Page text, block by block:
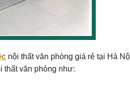
nội thất văn phòng giá rẻ tại Hà
thất văn phòng như: